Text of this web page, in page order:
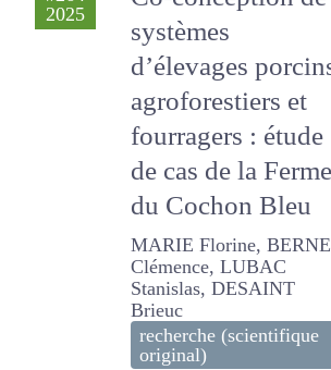
#264
2025
Co-conception de
systèmes
d’élevages porcins
agroforestiers et
fourragers : étude
de cas de la Ferme
MARIE Florine, BERNE
Clémence, LUBAC
Stanislas, DESAINT Brieuc
recherche (scientifique
original)